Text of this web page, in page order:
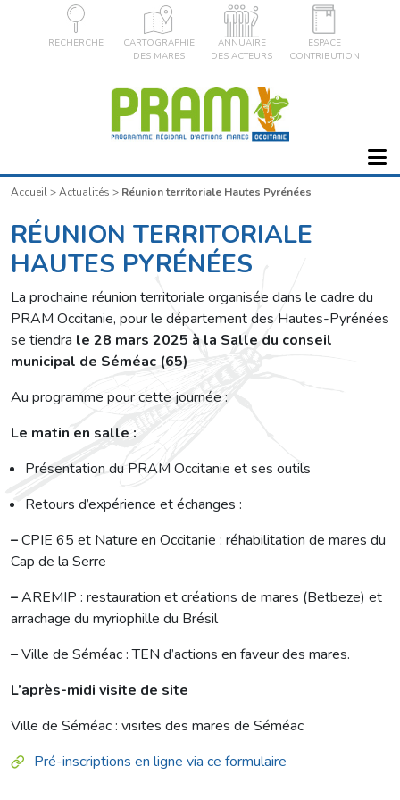
RECHERCHE
CARTOGRAPHIE
DES MARES
ANNUAIRE
DES ACTEURS
ESPACE
CONTRIBUTION
Accueil>Actualités > Réunion territoriale Hautes Pyrénées
RÉUNION TERRITORIALE
HAUTES PYRÉNÉES
La prochaine réunion territoriale organisée dans le cadre du
PRAM Occitanie, pour le département des Hautes-Pyrénées
se tiendra le 28 mars 2025 à la Salle du conseil
municipal de Séméac (65)
Au programme pour cette journée :
Le matin en salle :
Présentation du PRAM Occitanie et ses outils
Retours d’expérience et échanges :
–CPIE 65 et Nature en Occitanie : réhabilitation de mares du
Cap de la Serre
–AREMIP : restauration et créations de mares (Betbeze) et
arrachage du myriophille du Brésil
–Ville de Séméac : TEN d’actions en faveur des mares.
L’après-midi visite de site
Ville de Séméac : visites des mares de Séméac
Pré-inscriptions en ligne via ce formulaire